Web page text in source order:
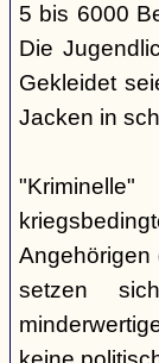
5 bis 6000
Die
Gekleidet
Jacken in
Angehörigen
setzen